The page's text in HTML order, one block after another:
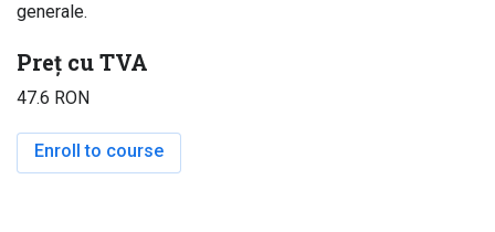
generale.
Preț cu TVA
47.6 RON
Enroll to course